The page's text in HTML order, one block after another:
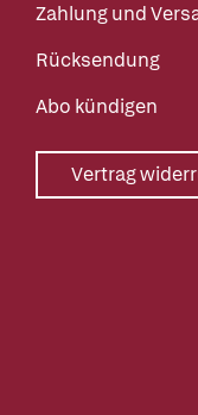
Zahlung und
Rücksendung
Abo kündigen
Vertrag